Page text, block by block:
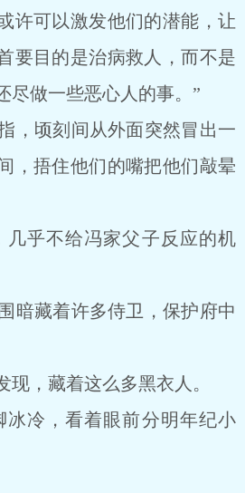
许可以激发他们的潜能，让
要目的是治病救人，而不是
尽做一些恶心人的事。”
顷刻间从外面突然冒出一
，捂住他们的嘴把他们敲晕
不给冯家父子反应的机
藏着许多侍卫，保护府中
，藏着这么多黑衣人。
，看着眼前分明年纪小